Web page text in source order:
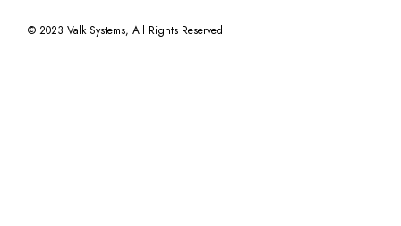
© 2023Valk Systems, All Rights Reserved